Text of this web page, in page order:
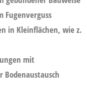
Fugenverguss
in Kleinflächen, wie z.
mit